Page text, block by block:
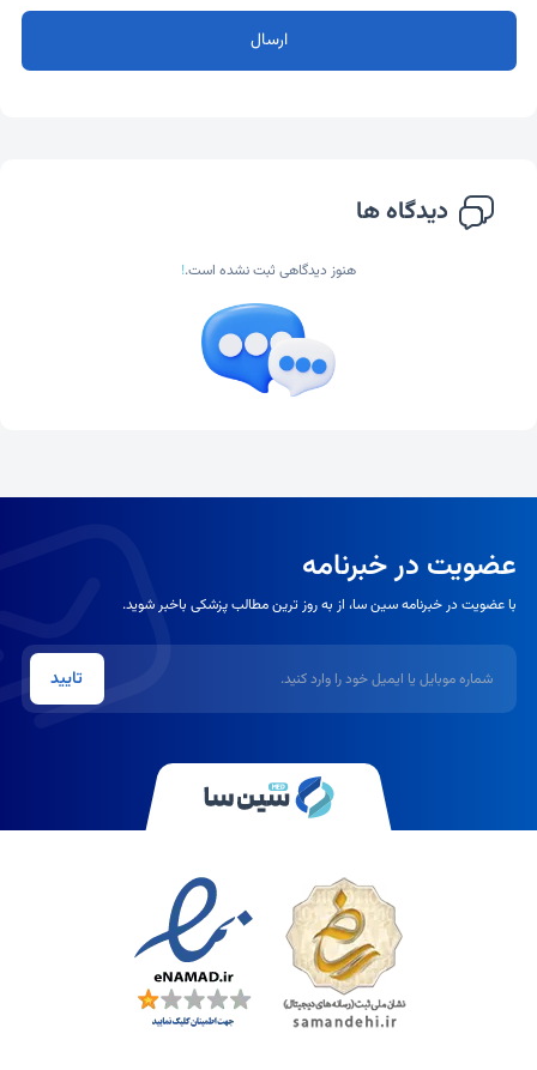
ارسال
دیدگاه ها
هنوز دیدگاهی ثبت نشده است.!
عضویت در خبرنامه
با عضویت در خبرنامه سین سا، از به روز ترین مطالب پزشکی باخبر شوید.
تایید